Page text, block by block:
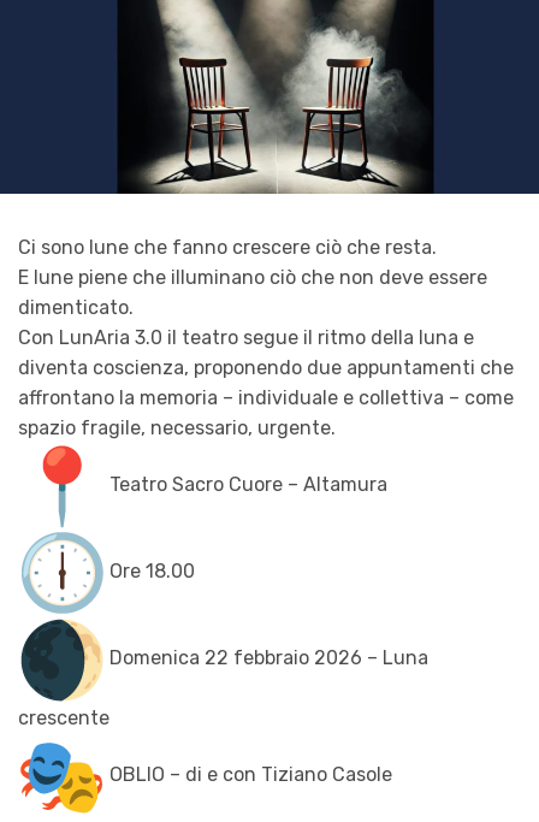
Ci sono lune che fanno crescere ciò che resta.
E lune piene che illuminano ciò che non deve essere
dimenticato.
Con LunAria 3.0 il teatro segue il ritmo della luna e
diventa coscienza, proponendo due appuntamenti che
affrontano la memoria – individuale e collettiva – come
spazio fragile, necessario, urgente.
Teatro Sacro Cuore – Altamura
Ore 18.00
Domenica 22 febbraio 2026 – Luna
crescente
OBLIO – di e con Tiziano Casole